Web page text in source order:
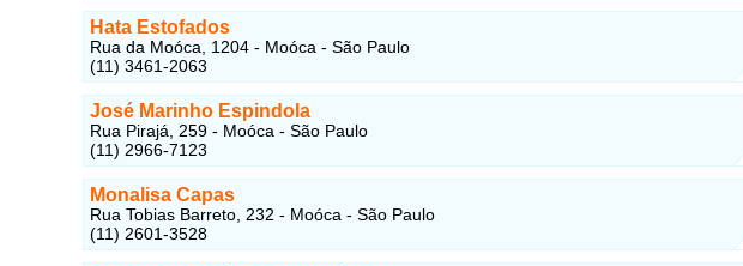
Hata Estofados
Rua da Moóca, 1204 - Moóca - São Paulo
(11) 3461-2063
José Marinho Espindola
Rua Pirajá, 259 - Moóca - São Paulo
(11) 2966-7123
Monalisa Capas
Rua Tobias Barreto, 232 - Moóca - São Paulo
(11) 2601-3528